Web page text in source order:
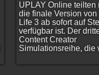
UPLAY Online teilten
die finale Version von
Life 3 ab sofort auf
verfügbar ist. Der
Content Creator
Simulationsreihe, die